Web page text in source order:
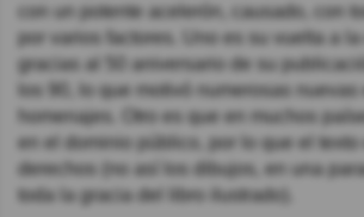
con un potente acelerón, causado, con
por varios factores. Uno es su vuelta a
gracias al 50 aniversario de su
los 90, lo que motivó numerosas nuevas
homenajes. Otro es que en muchos
en el dominio público, por lo que el texto
derechos (no así los dibujos, en una
toda la gracia del libro ilustrado).